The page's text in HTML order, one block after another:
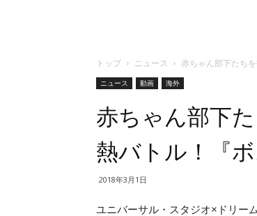
トップ ニュース 赤ちゃん部下たち
ニュース 動画 海外
赤ちゃん部下
熱バトル！『
2018年3月1日
ユニバーサル・スタジオ×ドリー